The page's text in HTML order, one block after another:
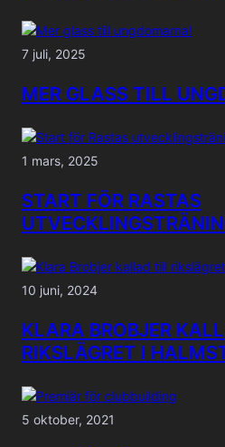
7 juli, 2025
MER GLASS TILL
1 mars, 2025
START FÖR RASTAS
10 juni, 2024
KLARA BROBJER
RIKSLÄGRET I
5 oktober, 2021